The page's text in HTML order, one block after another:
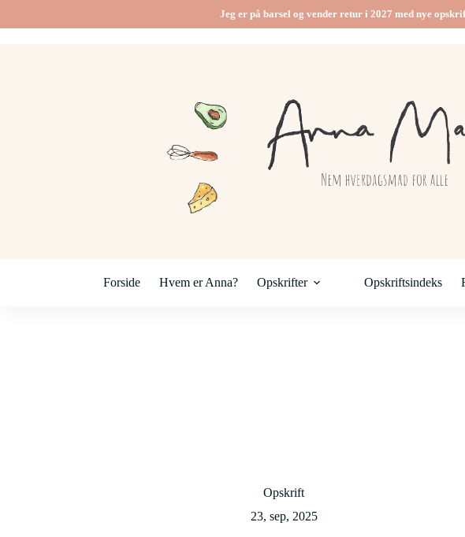
Jeg er på barsel og vender retur i 2027 med nye
Forside Hvem er Anna? Opskrifter Opskriftsindeks
Opskrift
23, sep, 2025